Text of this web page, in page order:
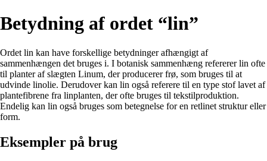
Betydning af ordet “lin”
Ordet lin kan have forskellige betydninger afhængigt af
sammenhængen det bruges i. I botanisk sammenhæng refererer lin ofte
til planter af slægten Linum, der producerer frø, som bruges til at
udvinde linolie. Derudover kan lin også referere til en type stof lavet af
plantefibrene fra linplanten, der ofte bruges til tekstilproduktion.
Endelig kan lin også bruges som betegnelse for en retlinet struktur eller
form.
Eksempler på brug